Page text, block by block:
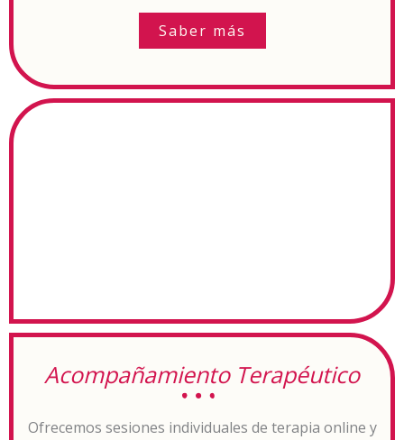
Saber más
Acompañamiento Terapéutico
Ofrecemos sesiones individuales de terapia online y